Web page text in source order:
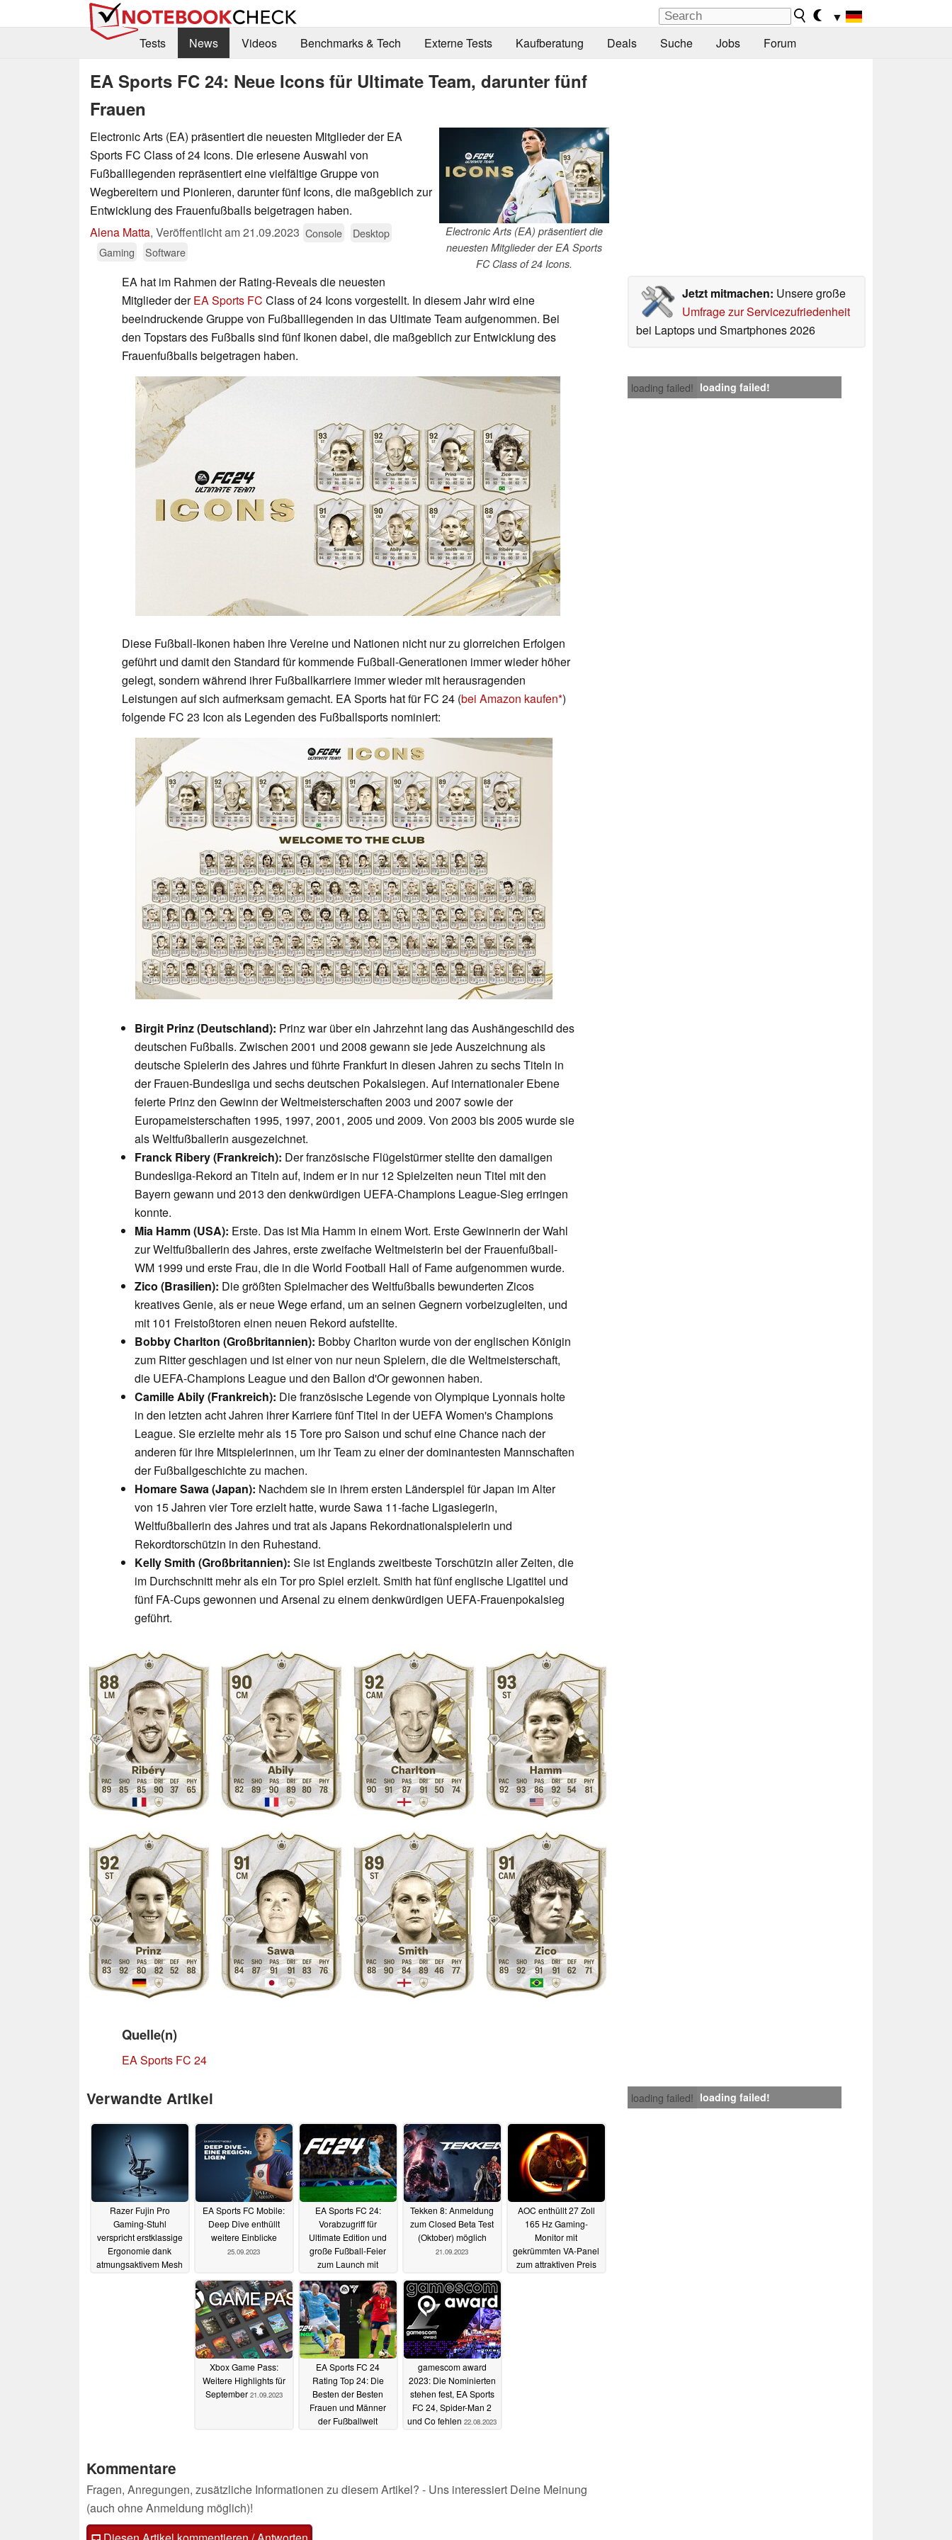
▼
Tests
News Videos Benchmarks & Tech Externe Tests Kaufberatung Deals Suche Jobs Forum
EA Sports FC 24: Neue Icons für Ultimate Team, darunter fünf
Frauen
Electronic Arts (EA) präsentiert die
neuesten Mitglieder der EA Sports
FC Class of 24 Icons.
Electronic Arts (EA) präsentiert die neuesten Mitglieder der EA
Sports FC Class of 24 Icons. Die erlesene Auswahl von
Fußballlegenden repräsentiert eine vielfältige Gruppe von
Wegbereitern und Pionieren, darunter fünf Icons, die maßgeblich zur
Entwicklung des Frauenfußballs beigetragen haben.
Alena Matta, Veröffentlicht am21.09.2023 Console
Desktop
Gaming
Software
Jetzt mitmachen: Unsere große
Umfrage zur Servicezufriedenheit
bei Laptops und Smartphones 2026
EA hat im Rahmen der Rating-Reveals die neuesten
Mitglieder derEA Sports FC Class of 24 Icons vorgestellt. In diesem Jahr wird eine
beeindruckende Gruppe von Fußballlegenden in das Ultimate Team aufgenommen. Bei
den Topstars des Fußballs sind fünf Ikonen dabei, die maßgeblich zur Entwicklung des
Frauenfußballs beigetragen haben.
loading failed! loading failed!
Diese Fußball-Ikonen haben ihre Vereine und Nationen nicht nur zu glorreichen Erfolgen
geführt und damit den Standard für kommende Fußball-Generationen immer wieder höher
gelegt, sondern während ihrer Fußballkarriere immer wieder mit herausragenden
Leistungen auf sich aufmerksam gemacht. EA Sports hat für FC 24 (bei Amazon kaufen )
folgende FC 23 Icon als Legenden des Fußballsports nominiert:
Birgit Prinz (Deutschland): Prinz war über ein Jahrzehnt lang das Aushängeschild des
deutschen Fußballs. Zwischen 2001 und 2008 gewann sie jede Auszeichnung als
deutsche Spielerin des Jahres und führte Frankfurt in diesen Jahren zu sechs Titeln in
der Frauen-Bundesliga und sechs deutschen Pokalsiegen. Auf internationaler Ebene
feierte Prinz den Gewinn der Weltmeisterschaften 2003 und 2007 sowie der
Europameisterschaften 1995, 1997, 2001, 2005 und 2009. Von 2003 bis 2005 wurde sie
als Weltfußballerin ausgezeichnet.
Franck Ribery (Frankreich): Der französische Flügelstürmer stellte den damaligen
Bundesliga-Rekord an Titeln auf, indem er in nur 12 Spielzeiten neun Titel mit den
Bayern gewann und 2013 den denkwürdigen UEFA-Champions League-Sieg erringen
konnte.
Mia Hamm (USA): Erste. Das ist Mia Hamm in einem Wort. Erste Gewinnerin der Wahl
zur Weltfußballerin des Jahres, erste zweifache Weltmeisterin bei der Frauenfußball-
WM 1999 und erste Frau, die in die World Football Hall of Fame aufgenommen wurde.
Zico (Brasilien): Die größten Spielmacher des Weltfußballs bewunderten Zicos
kreatives Genie, als er neue Wege erfand, um an seinen Gegnern vorbeizugleiten, und
mit 101 Freistoßtoren einen neuen Rekord aufstellte.
Bobby Charlton (Großbritannien): Bobby Charlton wurde von der englischen Königin
zum Ritter geschlagen und ist einer von nur neun Spielern, die die Weltmeisterschaft,
die UEFA-Champions League und den Ballon d'Or gewonnen haben.
Camille Abily (Frankreich): Die französische Legende von Olympique Lyonnais holte
in den letzten acht Jahren ihrer Karriere fünf Titel in der UEFA Women's Champions
League. Sie erzielte mehr als 15 Tore pro Saison und schuf eine Chance nach der
anderen für ihre Mitspielerinnen, um ihr Team zu einer der dominantesten Mannschaften
der Fußballgeschichte zu machen.
Homare Sawa (Japan): Nachdem sie in ihrem ersten Länderspiel für Japan im Alter
von 15 Jahren vier Tore erzielt hatte, wurde Sawa 11-fache Ligasiegerin,
Weltfußballerin des Jahres und trat als Japans Rekordnationalspielerin und
Rekordtorschützin in den Ruhestand.
Kelly Smith (Großbritannien): Sie ist Englands zweitbeste Torschützin aller Zeiten, die
im Durchschnitt mehr als ein Tor pro Spiel erzielt. Smith hat fünf englische Ligatitel und
fünf FA-Cups gewonnen und Arsenal zu einem denkwürdigen UEFA-Frauenpokalsieg
geführt.
Quelle(n)
EA Sports FC 24
loading failed! loading failed!
Verwandte Artikel
Razer Fujin Pro
Gaming-Stuhl
verspricht erstklassige
Ergonomie dank
atmungsaktivem Mesh
EA Sports FC Mobile:
Deep Dive enthüllt
weitere Einblicke
25.09.2023
EA Sports FC 24:
Vorabzugriff für
Ultimate Edition und
große Fußball-Feier
zum Launch mit
25.09.2023
Tekken 8: Anmeldung
zum Closed Beta Test
(Oktober) möglich
21.09.2023
AOC enthüllt 27 Zoll
165 Hz Gaming-
Monitor mit
gekrümmten VA-Panel
zum attraktiven Preis
Xbox Game Pass:
Weitere Highlights für
September 21.09.2023
EA Sports FC 24
Rating Top 24: Die
Besten der Besten
Frauen und Männer
der Fußballwelt
gamescom award
2023: Die Nominierten
stehen fest, EA Sports
FC 24, Spider-Man 2
und Co fehlen 22.08.2023
Kommentare
Fragen, Anregungen, zusätzliche Informationen zu diesem Artikel? - Uns interessiert Deine Meinung
(auch ohne Anmeldung möglich)!